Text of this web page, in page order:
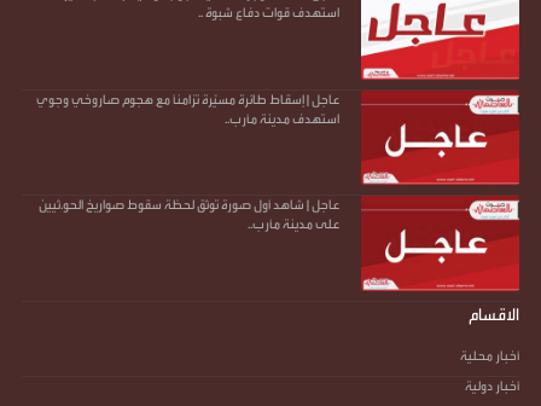
استهدف قوات دفاع شبوة ..
عاجل | إسقاط طائرة مسيّرة تزامنًا مع هجوم صاروخي وجوي
استهدف مدينة مأرب..
عاجل | شاهد أول صورة توثق لحظة سقوط صواريخ الحو.ثيين
على مدينة مأرب..
الاقسام
أخبار محلية
أخبار دولية